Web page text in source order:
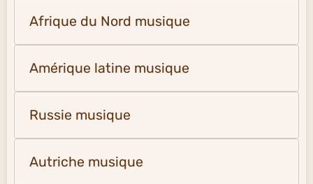
Afrique du Nord musique
Amérique latine musique
Russie musique
Autriche musique